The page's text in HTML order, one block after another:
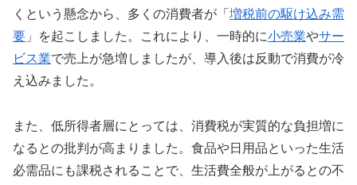
くという懸念から、多くの消費者が「 増税前の駆け込み需
要 」を起こしました。これにより、一時的に小売業やサー
ビス業で売上が急増しましたが、導入後は反動で消費が冷
え込みました。
また、低所得者層にとっては、消費税が実質的な負担増に
なるとの批判が高まりました。食品や日用品といった生活
必需品にも課税されることで、生活費全般が上がるとの不